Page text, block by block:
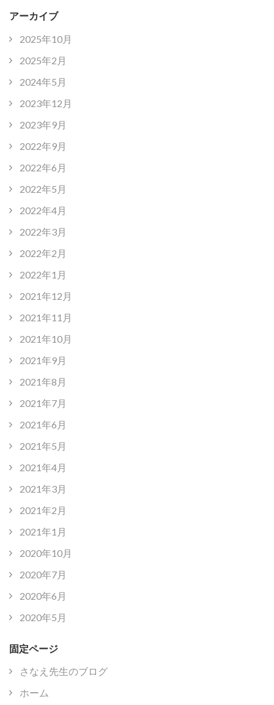
アーカイブ
2025年10月
2025年2月
2024年5月
2023年12月
2023年9月
2022年9月
2022年6月
2022年5月
2022年4月
2022年3月
2022年2月
2022年1月
2021年12月
2021年11月
2021年10月
2021年9月
2021年8月
2021年7月
2021年6月
2021年5月
2021年4月
2021年3月
2021年2月
2021年1月
2020年10月
2020年7月
2020年6月
2020年5月
固定ページ
さなえ先生のブログ
ホーム